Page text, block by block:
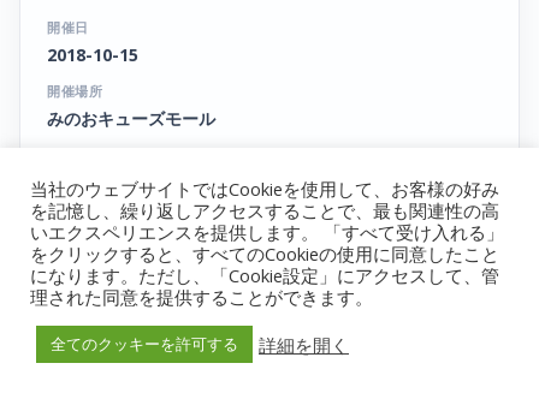
開催日
2018-10-15
開催場所
みのおキューズモール
詳細を見る→
当社のウェブサイトではCookieを使用して、お客様の好み
を記憶し、繰り返しアクセスすることで、最も関連性の高
いエクスペリエンスを提供します。 「すべて受け入れる」
をクリックすると、すべてのCookieの使用に同意したこと
になります。ただし、「Cookie設定」にアクセスして、管
理された同意を提供することができます。
全てのクッキーを許可する 詳細を開く